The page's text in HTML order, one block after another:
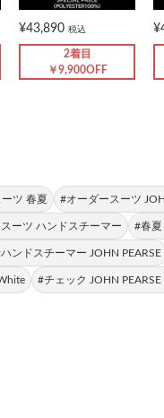
¥43,890 税込
2着目
￥9,900OFF
ツ 春夏 #オーダースーツ
ーツ ハンドスチーマー #春夏
ンドスチーマー JOHN PEARSE
#チェック JOHN